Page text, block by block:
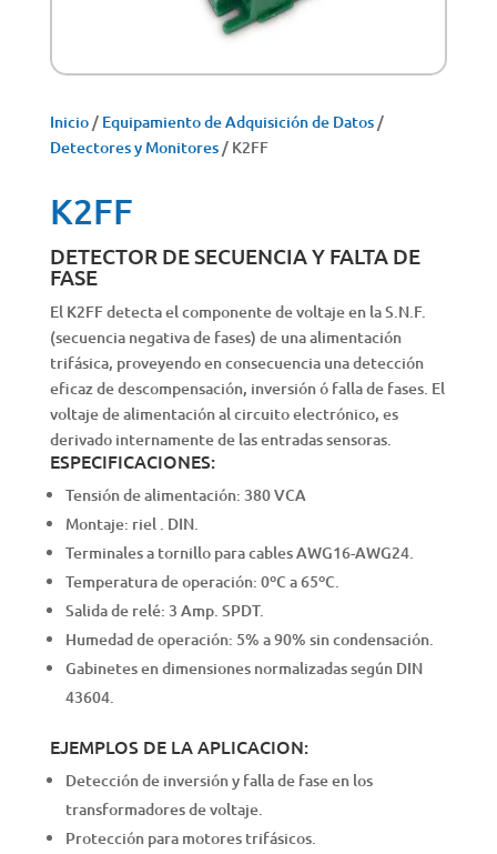
Inicio/ Equipamiento de Adquisición de Datos/
Detectores y Monitores/ K2FF
K2FF
DETECTOR DE SECUENCIA Y FALTA DE
FASE
El K2FF detecta el componente de voltaje en la S.N.F.
(secuencia negativa de fases) de una alimentación
trifásica, proveyendo en consecuencia una detección
eficaz de descompensación, inversión ó falla de fases. El
voltaje de alimentación al circuito electrónico, es
derivado internamente de las entradas sensoras.
ESPECIFICACIONES:
Tensión de alimentación: 380 VCA
Montaje: riel . DIN.
Terminales a tornillo para cables AWG16-AWG24.
Temperatura de operación: 0ºC a 65ºC.
Salida de relé: 3 Amp. SPDT.
Humedad de operación: 5% a 90% sin condensación.
Gabinetes en dimensiones normalizadas según DIN
43604.
EJEMPLOS DE LA APLICACION:
Detección de inversión y falla de fase en los
transformadores de voltaje.
Protección para motores trifásicos.